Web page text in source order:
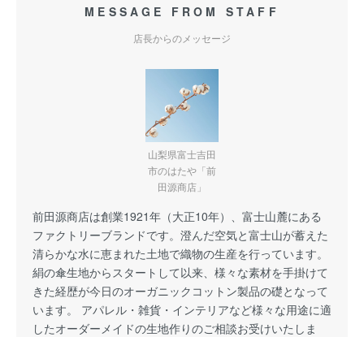
MESSAGE FROM STAFF
店長からのメッセージ
山梨県富士吉田
市のはたや「前
田源商店」
前田源商店は創業1921年（大正10年）、富士山麓にある
ファクトリーブランドです。澄んだ空気と富士山が蓄えた
清らかな水に恵まれた土地で織物の生産を行っています。
絹の傘生地からスタートして以来、様々な素材を手掛けて
きた経歴が今日のオーガニックコットン製品の礎となって
います。 アパレル・雑貨・インテリアなど様々な用途に適
したオーダーメイドの生地作りのご相談お受けいたしま